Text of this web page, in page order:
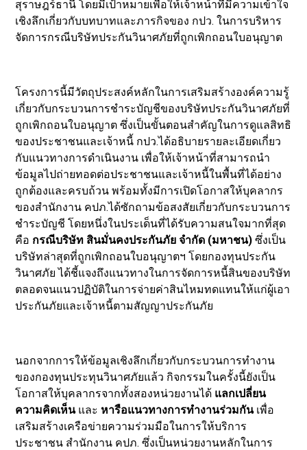
สุราษฎร์ธานี โดยมีเป้าหมายเพื่อให้เจ้าหน้าที่มีความเข้าใจ
เชิงลึกเกี่ยวกับบทบาทและภารกิจของ กปว. ในการบริหาร
จัดการกรณีบริษัทประกันวินาศภัยที่ถูกเพิกถอนใบอนุญาต
โครงการนี้มีวัตถุประสงค์หลักในการเสริมสร้างองค์ความรู้
เกี่ยวกับกระบวนการชำระบัญชีของบริษัทประกันวินาศภัยที่
ถูกเพิกถอนใบอนุญาต ซึ่งเป็นขั้นตอนสำคัญในการดูแลสิทธิ
ของประชาชนและเจ้าหนี้ กปว.ได้อธิบายรายละเอียดเกี่ยว
กับแนวทางการดำเนินงาน เพื่อให้เจ้าหน้าที่สามารถนำ
ข้อมูลไปถ่ายทอดต่อประชาชนและเจ้าหนี้ในพื้นที่ได้อย่าง
ถูกต้องและครบถ้วน พร้อมทั้งมีการเปิดโอกาสให้บุคลากร
ของสำนักงาน คปภ.ได้ซักถามข้อสงสัยเกี่ยวกับกระบวนการ
ชำระบัญชี โดยหนึ่งในประเด็นที่ได้รับความสนใจมากที่สุด
คือ กรณีบริษัท สินมั่นคงประกันภัย จำกัด (มหาชน) ซึ่งเป็น
บริษัทล่าสุดที่ถูกเพิกถอนใบอนุญาตฯ โดยกองทุนประกัน
วินาศภัย ได้ชี้แจงถึงแนวทางในการจัดการหนี้สินของบริษัท
ตลอดจนแนวปฏิบัติในการจ่ายค่าสินไหมทดแทนให้แก่ผู้เอา
ประกันภัยและเจ้าหนี้ตามสัญญาประกันภัย
นอกจากการให้ข้อมูลเชิงลึกเกี่ยวกับกระบวนการทำงาน
ของกองทุนประทุนวินาศภัยแล้ว กิจกรรมในครั้งนี้ยังเป็น
โอกาสให้บุคลากรจากทั้งสองหน่วยงานได้ แลกเปลี่ยน
ความคิดเห็นและ หารือแนวทางการทำงานร่วมกันเพื่อ
เสริมสร้างเครือข่ายความร่วมมือในการให้บริการ
ประชาชน สำนักงาน คปภ. ซึ่งเป็นหน่วยงานหลักในการ